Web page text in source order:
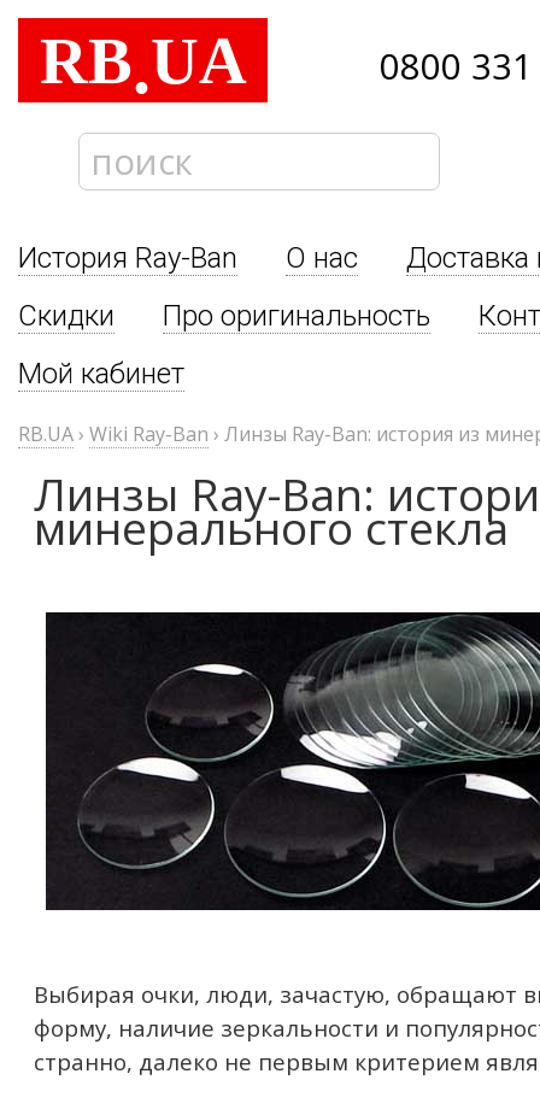
RB.UA 0800
История Ray-Ban О нас
Доставка
Скидки
Про оригинальность
Мой кабинет
RB.UA› Wiki Ray-Ban › Линзы Ray-Ban: история из
Линзы Ray-Ban:
минерального стекла
Выбирая очки, люди, зачастую, обращают
форму, наличие зеркальности и
странно, далеко не первым критерием